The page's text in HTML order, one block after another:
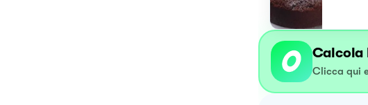
Calcola
Clicca qui